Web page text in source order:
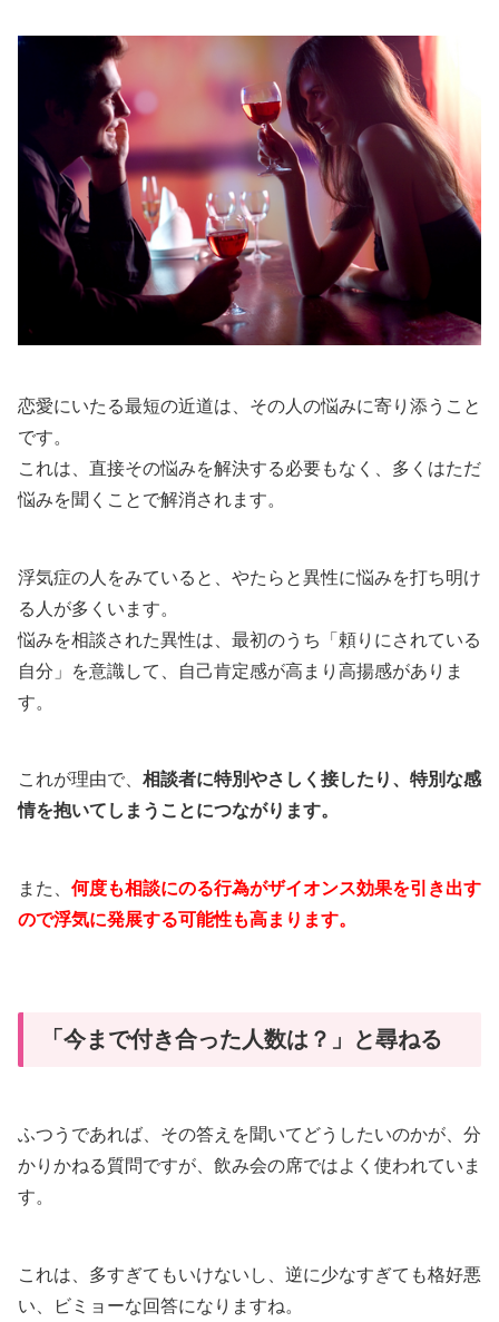
恋愛にいたる最短の近道は、その人の悩みに寄り添うこと
です。
これは、直接その悩みを解決する必要もなく、多くはただ
悩みを聞くことで解消されます。
浮気症の人をみていると、やたらと異性に悩みを打ち明け
る人が多くいます。
悩みを相談された異性は、最初のうち「頼りにされている
自分」を意識して、自己肯定感が高まり高揚感がありま
す。
これが理由で、 相談者に特別やさしく接したり、特別な感
情を抱いてしまうことにつながります。
また、 何度も相談にのる行為がザイオンス効果を引き出す
ので浮気に発展する可能性も高まります。
「今まで付き合った人数は？」と尋ねる
ふつうであれば、その答えを聞いてどうしたいのかが、分
かりかねる質問ですが、飲み会の席ではよく使われていま
す。
これは、多すぎてもいけないし、逆に少なすぎても格好悪
い、ビミョーな回答になりますね。